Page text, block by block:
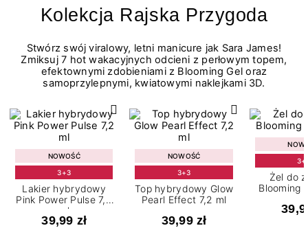
Kolekcja Rajska Przygoda
Stwórz swój viralowy, letni manicure jak Sara James!
Zmiksuj 7 hot wakacyjnych odcieni z perłowym topem,
efektownymi zdobieniami z Blooming Gel oraz
samoprzylepnymi, kwiatowymi naklejkami 3D.
NOWOŚĆ
3+3
Lakier hybrydowy
Pink Power Pulse 7,2
ml
39,99 zł
NOWOŚĆ
3+3
Top hybrydowy Glow
Pearl Effect 7,2 ml
39,99 zł
Żel do
Blooming